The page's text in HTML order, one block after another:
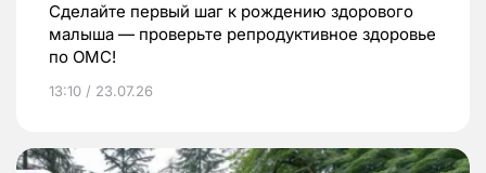
Сделайте первый шаг к рождению здорового
малыша — проверьте репродуктивное здоровье
по ОМС!
13:10 / 23.07.26